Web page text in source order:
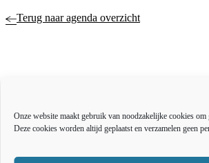
Onze website maakt gebruik van noodzakelijke cookies om
Deze cookies worden altijd geplaatst en verzamelen geen
Terug naar agenda overzicht
Bestuur en organisatie
Educatie